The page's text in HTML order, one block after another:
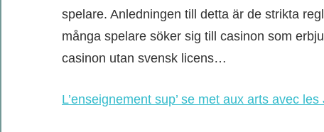
spelare. Anledningen till detta är de strikta
många spelare söker sig till casinon som
casinon utan svensk licens…
L’enseignement sup’ se met aux arts avec les